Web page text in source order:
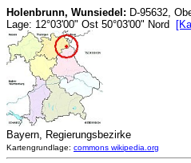
Holenbrunn, Wunsiedel: D-95632,
Lage: 12°03'00" Ost 50°03'00" Nord
Bayern, Regierungsbezirke
Kartengrundlage: commons wikipedia.org